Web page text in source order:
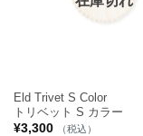
Eld Trivet S Color
トリベット S カラー
¥3,300 （税込）